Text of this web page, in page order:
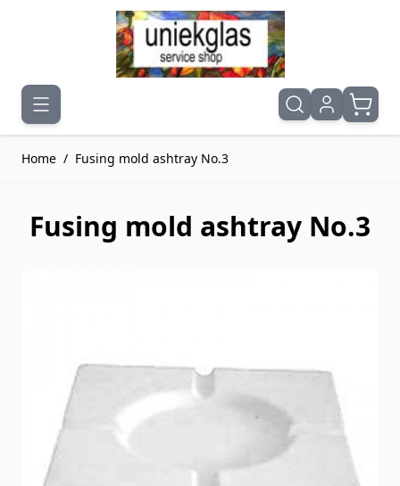
Ga naar de inhoud
Home / Fusing mold ashtray No.3
Fusing mold ashtray No.3